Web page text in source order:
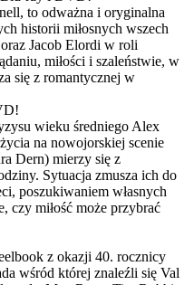
to odważna i oryginalna
historii miłosnych wszech
Jacob Elordi w roli
miłości i szaleństwie, w
się z romantycznej w
wieku średniego Alex
na nowojorskiej scenie
Dern) mierzy się z
Sytuacja zmusza ich do
poszukiwaniem własnych
czy miłość może przybrać
z okazji 40. rocznicy
wśród której znaleźli się Val